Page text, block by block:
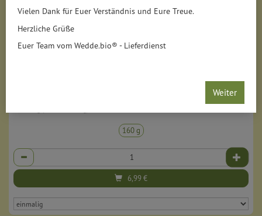
Vielen Dank für Euer Verständnis und Eure Treue.
Herzliche Grüße
Euer Team vom Wedde.bio® - Lieferdienst
Weiter
160 g
Anzahl
6,99€